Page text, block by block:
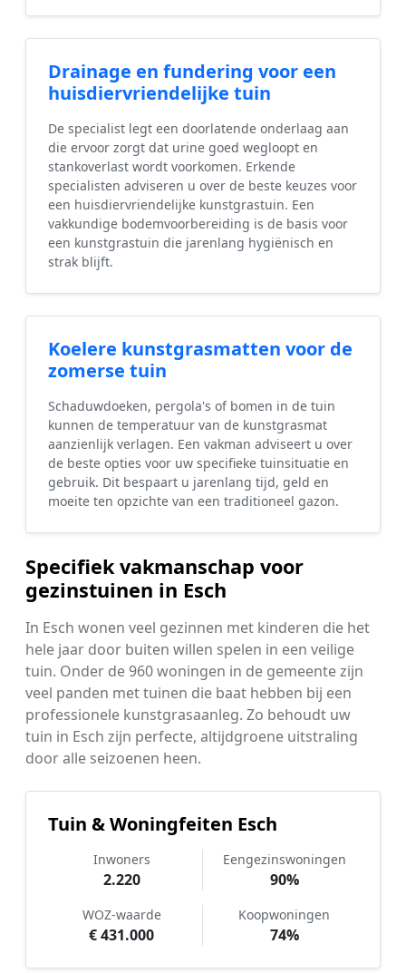
Drainage en fundering voor een
huisdiervriendelijke tuin
De specialist legt een doorlatende onderlaag aan
die ervoor zorgt dat urine goed wegloopt en
stankoverlast wordt voorkomen. Erkende
specialisten adviseren u over de beste keuzes voor
een huisdiervriendelijke kunstgrastuin. Een
vakkundige bodemvoorbereiding is de basis voor
een kunstgrastuin die jarenlang hygiënisch en
strak blijft.
Koelere kunstgrasmatten voor de
zomerse tuin
Schaduwdoeken, pergola's of bomen in de tuin
kunnen de temperatuur van de kunstgrasmat
aanzienlijk verlagen. Een vakman adviseert u over
de beste opties voor uw specifieke tuinsituatie en
gebruik. Dit bespaart u jarenlang tijd, geld en
moeite ten opzichte van een traditioneel gazon.
Specifiek vakmanschap voor
gezinstuinen in Esch
In Esch wonen veel gezinnen met kinderen die het
hele jaar door buiten willen spelen in een veilige
tuin. Onder de 960 woningen in de gemeente zijn
veel panden met tuinen die baat hebben bij een
professionele kunstgrasaanleg. Zo behoudt uw
tuin in Esch zijn perfecte, altijdgroene uitstraling
door alle seizoenen heen.
Tuin & Woningfeiten Esch
Inwoners
2.220
Eengezinswoningen
90%
WOZ-waarde
€ 431.000
Koopwoningen
74%